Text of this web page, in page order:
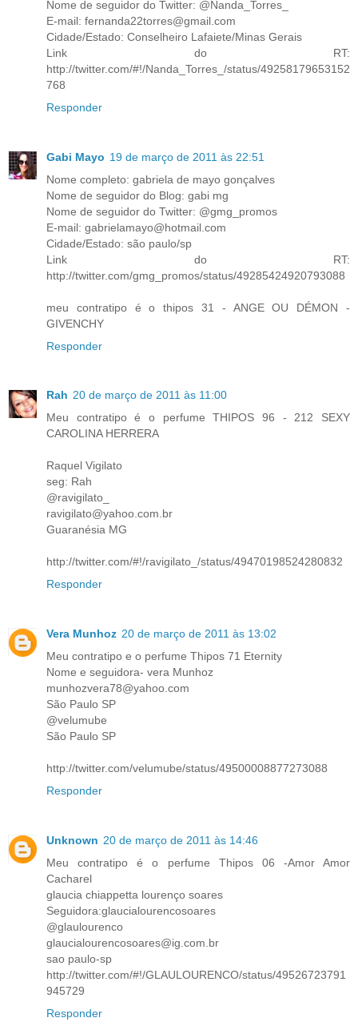
Nome de seguidor do Twitter: @Nanda_Torres_
E-mail: fernanda22torres@gmail.com
Cidade/Estado: Conselheiro Lafaiete/Minas Gerais
Link do RT:
http://twitter.com/#!/Nanda_Torres_/status/49258179653152
768
Responder
Gabi Mayo 19 de março de 2011 às 22:51
Nome completo: gabriela de mayo gonçalves
Nome de seguidor do Blog: gabi mg
Nome de seguidor do Twitter: @gmg_promos
E-mail: gabrielamayo@hotmail.com
Cidade/Estado: são paulo/sp
Link do RT:
http://twitter.com/gmg_promos/status/49285424920793088
meu contratipo é o thipos 31 - ANGE OU DÉMON -
GIVENCHY
Responder
Rah 20 de março de 2011 às 11:00
Meu contratipo é o perfume THIPOS 96 - 212 SEXY
CAROLINA HERRERA
Raquel Vigilato
seg: Rah
@ravigilato_
ravigilato@yahoo.com.br
Guaranésia MG
http://twitter.com/#!/ravigilato_/status/49470198524280832
Responder
Vera Munhoz 20 de março de 2011 às 13:02
Meu contratipo e o perfume Thipos 71 Eternity
Nome e seguidora- vera Munhoz
munhozvera78@yahoo.com
São Paulo SP
@velumube
São Paulo SP
http://twitter.com/velumube/status/49500008877273088
Responder
Unknown 20 de março de 2011 às 14:46
Meu contratipo é o perfume Thipos 06 -Amor Amor
Cacharel
glaucia chiappetta lourenço soares
Seguidora:glaucialourencosoares
@glaulourenco
glaucialourencosoares@ig.com.br
sao paulo-sp
http://twitter.com/#!/GLAULOURENCO/status/49526723791
945729
Responder